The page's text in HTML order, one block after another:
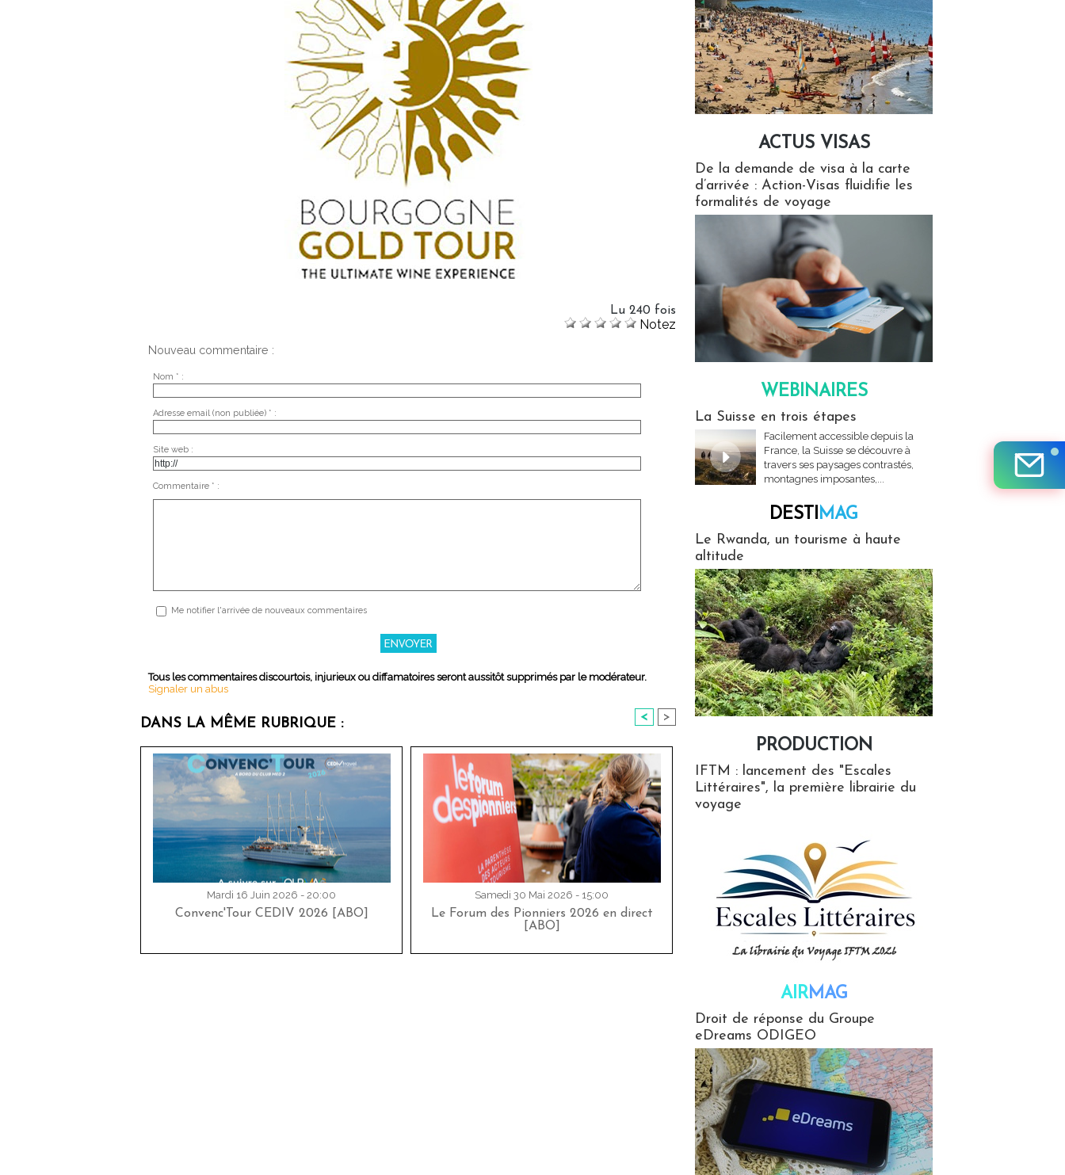
Lu 240 fois
Notez
Nouveau commentaire :
Nom * :
Adresse email (non publiée) * :
Site web :
Commentaire * :
Me notifier l'arrivée de nouveaux commentaires
Tous les commentaires discourtois, injurieux ou diffamatoires seront aussitôt supprimés par le modérateur.
Signaler un abus
DANS LA MÊME RUBRIQUE : < >
Mardi 16 Juin 2026 - 20:00
Convenc'Tour CEDIV 2026 [ABO]
Samedi 30 Mai 2026 - 15:00
Le Forum des Pionniers 2026 en direct
[ABO]
ACTUS VISAS
De la demande de visa à la carte
d’arrivée : Action-Visas fluidifie les
formalités de voyage
WEBINAIRES
La Suisse en trois étapes
Facilement accessible depuis la
France, la Suisse se découvre à
travers ses paysages contrastés,
montagnes imposantes,...
DESTIMAG
Le Rwanda, un tourisme à haute
altitude
PRODUCTION
IFTM : lancement des "Escales
Littéraires", la première librairie du
voyage
AIRMAG
Droit de réponse du Groupe
eDreams ODIGEO